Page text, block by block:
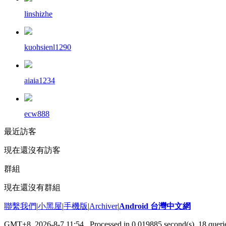
linshizhe
kuohsienl1290
aiaia1234
ecw888
最近訪客
現在還沒有訪客
群組
現在還沒有群組
聯繫我們|小黑屋|手機版|Archiver|Android 台灣中文網
GMT+8, 2026-8-7 11:54 , Processed in 0.019885 second(s), 18